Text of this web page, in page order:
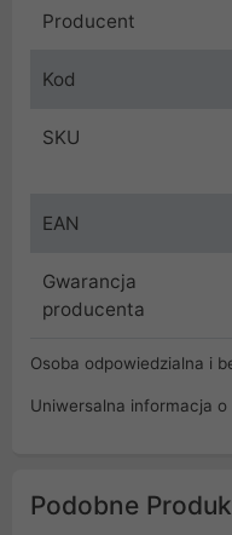
Producent
Kod
SKU
EAN
Gwarancja
producenta
Osoba odpowiedzialna i
Uniwersalna informacja
Podobne